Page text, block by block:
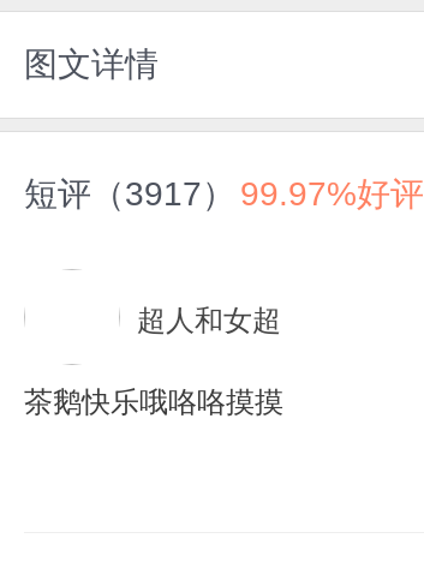
图文详情
短评（3917） 99.97%好评
超人和女超
茶鹅快乐哦咯咯摸摸